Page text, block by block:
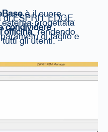
è il cuore
di ESPRIT EDGE.
esterna progettata
condividere
, rendendo
di taglio e
tutti gli utenti.